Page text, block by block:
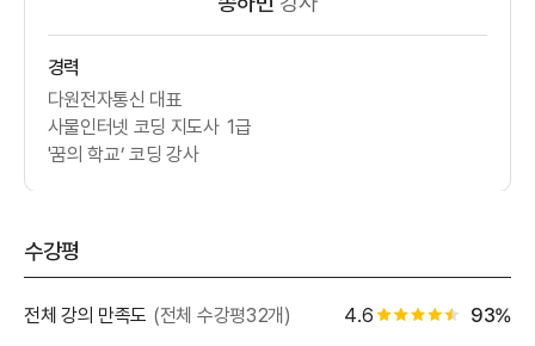
경력
다원전자통신 대표
사물인터넷 코딩 지도사 1급
'꿈의 학교’ 코딩 강사
수강평
전체 강의 만족도 (전체 수강평32개) 4.6 별점 4.5개 별점 백
93%